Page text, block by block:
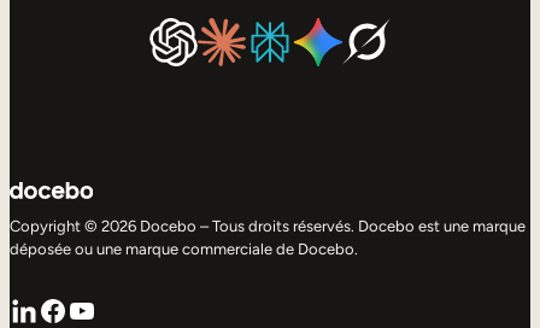
Copyright © 2026 Docebo – Tous droits réservés. Docebo est une marque
déposée ou une marque commerciale de Docebo.
LinkedIn
Facebook
YouTube